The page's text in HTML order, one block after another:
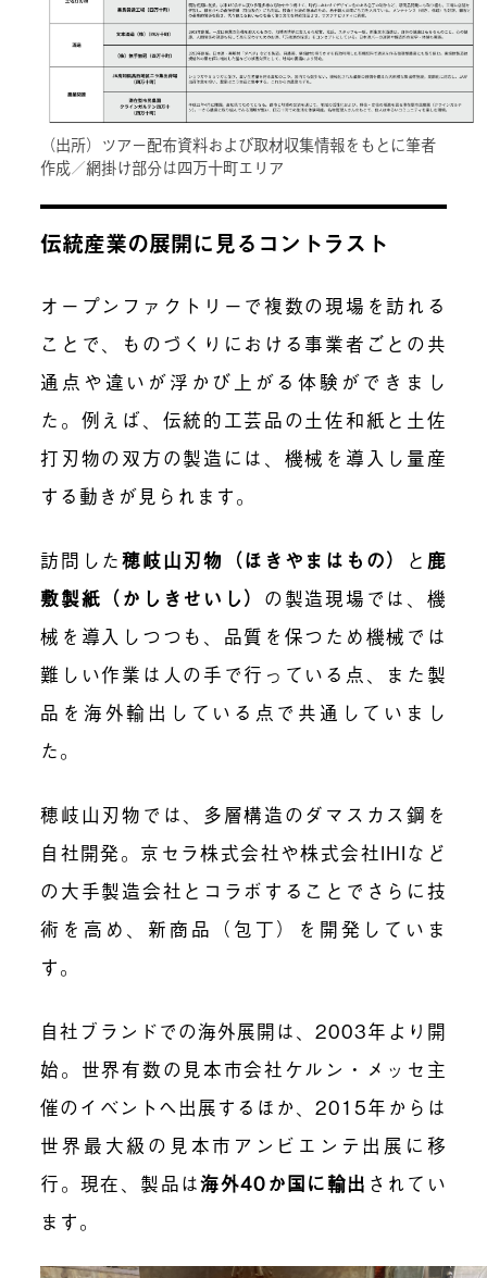
（出所）ツアー配布資料および取材収集情報をもとに筆者
作成／網掛け部分は四万十町エリア
伝統産業の展開に見るコントラスト
オープンファクトリーで複数の現場を訪れる
ことで、ものづくりにおける事業者ごとの共
通点や違いが浮かび上がる体験ができまし
た。例えば、伝統的工芸品の土佐和紙と土佐
打刃物の双方の製造には、機械を導入し量産
する動きが見られます。
訪問した穂岐山刃物（ほきやまはもの） と 鹿
敷製紙（かしきせいし） の製造現場では、機
械を導入しつつも、品質を保つため機械では
難しい作業は人の手で行っている点、また製
品を海外輸出している点で共通していまし
た。
穂岐山刃物では、多層構造のダマスカス鋼を
自社開発。京セラ株式会社や株式会社IHIなど
の大手製造会社とコラボすることでさらに技
術を高め、新商品（包丁）を開発していま
す。
自社ブランドでの海外展開は、2003年より開
始。世界有数の見本市会社ケルン・メッセ主
催のイベントへ出展するほか、2015年からは
世界最大級の見本市アンビエンテ出展に移
行。現在、製品は海外40か国に輸出 されてい
ます。